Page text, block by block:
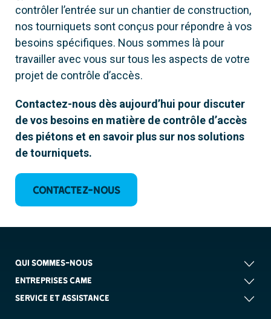
contrôler l’entrée sur un chantier de construction,
nos tourniquets sont conçus pour répondre à vos
besoins spécifiques. Nous sommes là pour
travailler avec vous sur tous les aspects de votre
projet de contrôle d’accès.
Contactez-nous dès aujourd’hui pour discuter
de vos besoins en matière de contrôle d’accès
des piétons et en savoir plus sur nos solutions
de tourniquets.
Contactez-nous
QUI SOMMES-NOUS
ENTREPRISES CAME
SERVICE ET ASSISTANCE